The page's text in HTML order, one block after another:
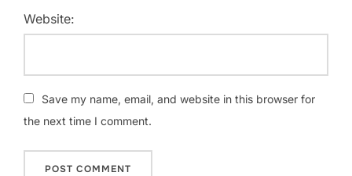
Website:
Save my name, email, and website in this browser for
the next time I comment.